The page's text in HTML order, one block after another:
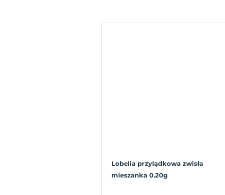
Lobelia przylądkowa zwisła
mieszanka 0.20g